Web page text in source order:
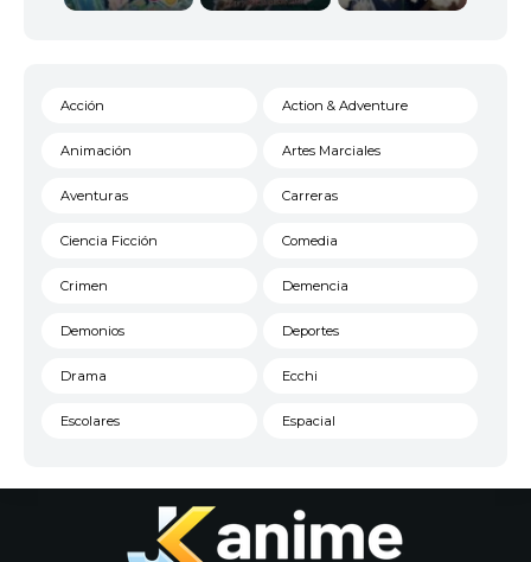
Acción Action & Adventure
Animación Artes Marciales
Aventuras Carreras
Ciencia Ficción Comedia
Crimen Demencia
Demonios Deportes
Drama Ecchi
Escolares Espacial
Historico
Josei